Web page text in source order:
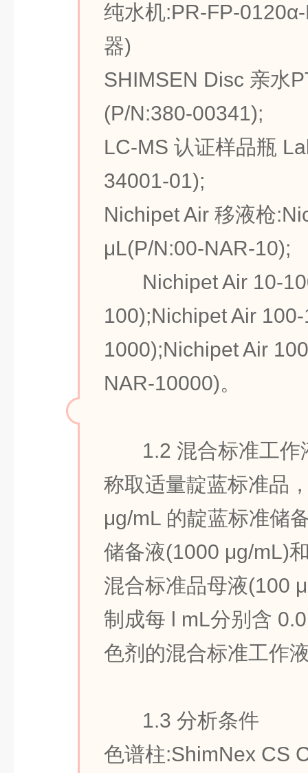
纯水机:PR-FP-
器)
SHIMSEN Disc 亲水
(P/N:380-00341);
LC-MS 认证样品瓶
34001-01);
Nichipet Air 移液枪
μL(P/N:00-NAR-10);
Nichipet Air 10-
100);Nichipet Air
1000);Nichipet Air
NAR-10000)。
1.2 混合标准工作
称取适量靛蓝标准品
μg/mL 的靛蓝标准储
储备液(1000 μg/mL)
混合标准品母液(100
制成每 l mL分别含
色剂的混合标准工作
1.3 分析条件
色谱柱:ShimNex CS